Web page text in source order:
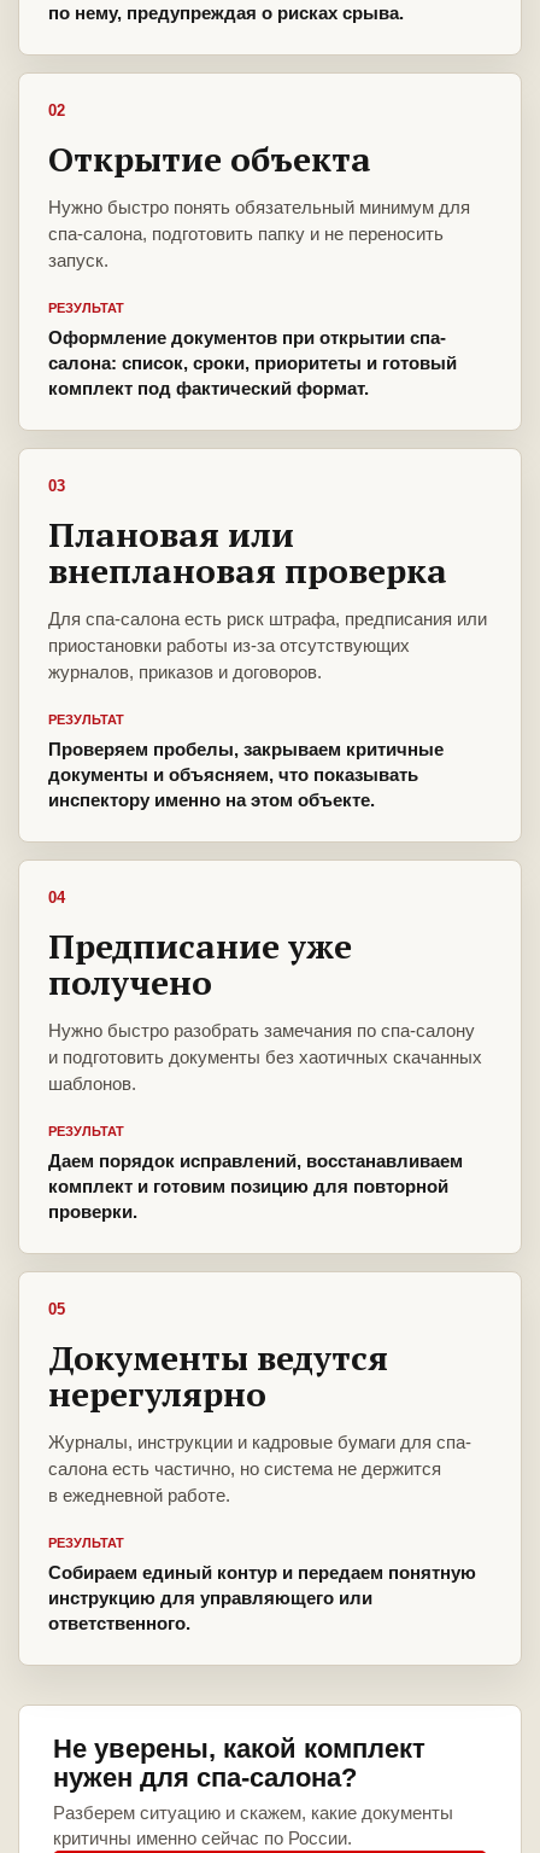
по нему, предупреждая о рисках срыва.
02
Открытие объекта
Нужно быстро понять обязательный минимум для
спа-салона, подготовить папку и не переносить
запуск.
РЕЗУЛЬТАТ
Оформление документов при открытии спа-
салона: список, сроки, приоритеты и готовый
комплект под фактический формат.
03
Плановая или
внеплановая проверка
Для спа-салона есть риск штрафа, предписания или
приостановки работы из-за отсутствующих
журналов, приказов и договоров.
РЕЗУЛЬТАТ
Проверяем пробелы, закрываем критичные
документы и объясняем, что показывать
инспектору именно на этом объекте.
04
Предписание уже
получено
Нужно быстро разобрать замечания по спа-салону
и подготовить документы без хаотичных скачанных
шаблонов.
РЕЗУЛЬТАТ
Даем порядок исправлений, восстанавливаем
комплект и готовим позицию для повторной
проверки.
05
Документы ведутся
нерегулярно
Журналы, инструкции и кадровые бумаги для спа-
салона есть частично, но система не держится
в ежедневной работе.
РЕЗУЛЬТАТ
Собираем единый контур и передаем понятную
инструкцию для управляющего или
ответственного.
Не уверены, какой комплект
нужен для спа-салона?
Разберем ситуацию и скажем, какие документы
критичны именно сейчас по России.